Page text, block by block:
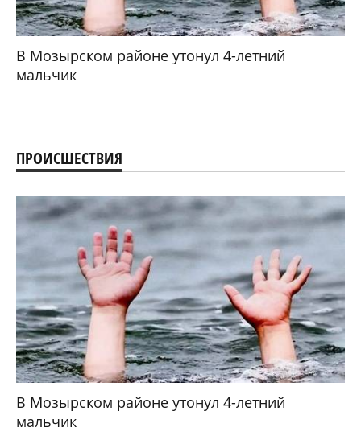
В Мозырском районе утонул 4-летний
мальчик
ПРОИСШЕСТВИЯ
В Мозырском районе утонул 4-летний
мальчик